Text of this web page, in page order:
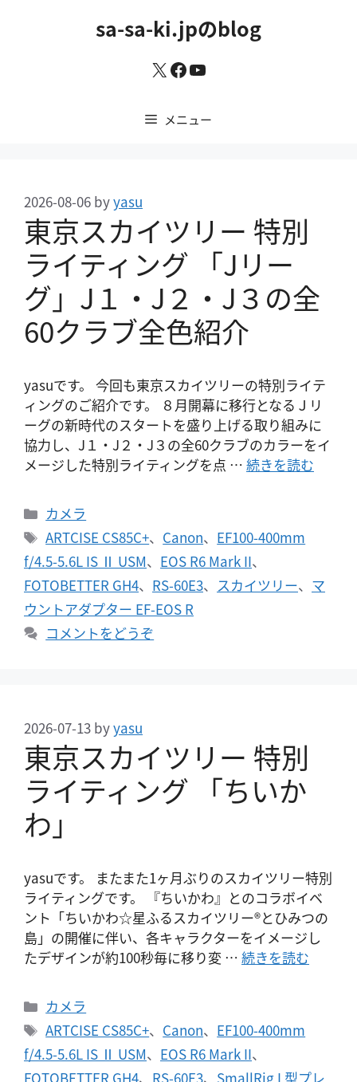
sa-sa-ki.jpのblog
X Facebook
YouTube
メニュー
東京スカイツリー 特別
ライティング 「Jリー
グ」J１・J２・J３の全
60クラブ全色紹介
2026-08-06 byyasu
yasuです。 今回も東京スカイツリーの特別ライテ
ィングのご紹介です。 ８月開幕に移行となるＪリ
ーグの新時代のスタートを盛り上げる取り組みに
協力し、J１・J２・J３の全60クラブのカラーをイ
メージした特別ライティングを点 … 続きを読む
カ
テ
ゴ
リ
ー
カメラ
タ
グ
ARTCISE CS85C+、 Canon、 EF100-400mm
f/4.5-5.6L IS Ⅱ USM、 EOS R6 Mark II、
FOTOBETTER GH4、 RS-60E3、 スカイツリー、 マ
ウントアダプター EF-EOS R
コメントをどうぞ
東京スカイツリー 特別
ライティング 「ちいか
わ」
2026-07-13 byyasu
yasuです。 またまた1ヶ月ぶりのスカイツリー特別
ライティングです。 『ちいかわ』とのコラボイベ
ント「ちいかわ☆星ふるスカイツリー®とひみつの
島」の開催に伴い、各キャラクターをイメージし
たデザインが約100秒毎に移り変 … 続きを読む
カ
テ
ゴ
リ
カメラ
タ
グ
ARTCISE CS85C+、 Canon、 EF100-400mm
f/4.5-5.6L IS Ⅱ USM、 EOS R6 Mark II、
FOTOBETTER GH4、 RS-60E3、 SmallRig L型プレ